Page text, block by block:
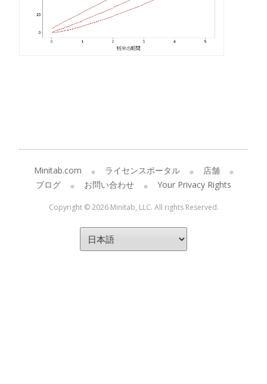
Minitab.com ライセンスポータル
店舗
ブログ
お問い合わせ Your Privacy Rights
Copyright © 2026 Minitab, LLC. All rights Reserved.